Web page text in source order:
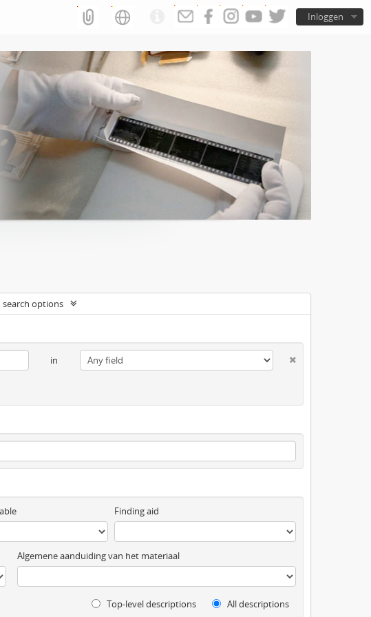
Inloggen
search options
in
Finding aid
Algemene aanduiding van het materiaal
Top-level descriptions All descriptions